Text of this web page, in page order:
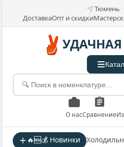
Тюмень
ДоставкаОпт и скидки
О насСравнение
🔥🆕💰 Новинки